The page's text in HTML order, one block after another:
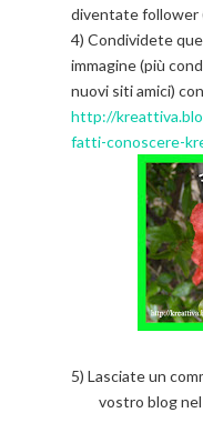
diventate follower
4) Condividete
immagine (più
nuovi siti amici)
http://
fatti-conoscere-
5) Lasciate un
vostro blog